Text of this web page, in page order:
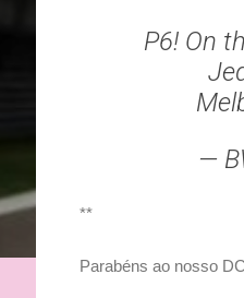
P6! On
—
**
Parabéns ao nosso